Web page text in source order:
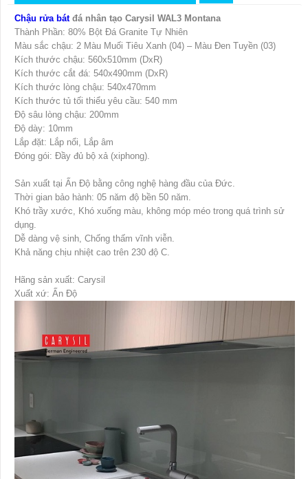
Chậu rửa bátđá nhân tạo Carysil WAL3 Montana
Thành Phần: 80% Bột Đá Granite Tự Nhiên
Màu sắc chậu: 2 Màu Muối Tiêu Xanh (04) – Màu Đen Tuyền (03)
Kích thước chậu: 560x510mm (DxR)
Kích thước cắt đá: 540x490mm (DxR)
Kích thước lòng chậu: 540x470mm
Kích thước tủ tối thiểu yêu cầu: 540 mm
Độ sâu lòng chậu: 200mm
Độ dày: 10mm
Lắp đặt: Lắp nổi, Lắp âm
Đóng gói: Đầy đủ bộ xả (xiphong).
Sản xuất tại Ấn Độ bằng công nghệ hàng đầu của Đức.
Thời gian bảo hành: 05 năm độ bền 50 năm.
Khó trầy xước, Khó xuống màu, không móp méo trong quá trình sử
dụng.
Dễ dàng vệ sinh, Chống thấm vĩnh viễn.
Khả năng chịu nhiệt cao trên 230 độ C.
Hãng sản xuất: Carysil
Xuất xứ: Ấn Độ